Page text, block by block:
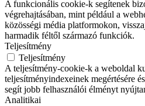
A funkcionális cookie-k segítenek
végrehajtásában, mint például a
közösségi média platformokon,
harmadik féltől származó funkciók.
Teljesítmény
Teljesítmény
A teljesítmény-cookie-k a weboldal
teljesítményindexeinek megértésére
segít jobb felhasználói élményt
Analitikai